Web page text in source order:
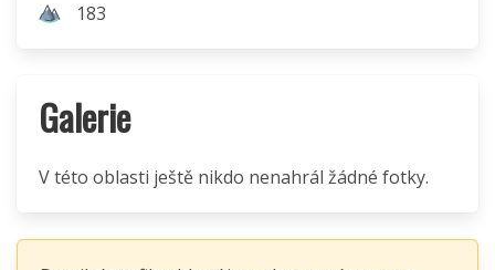
183
Galerie
V této oblasti ještě nikdo nenahrál žádné fotky.